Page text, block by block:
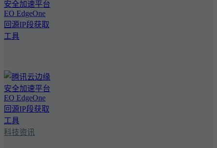
科技资讯